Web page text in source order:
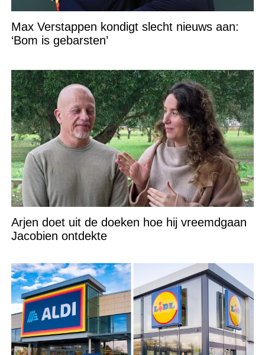
Max Verstappen kondigt slecht nieuws aan:
‘Bom is gebarsten’
Arjen doet uit de doeken hoe hij vreemdgaan
Jacobien ontdekte